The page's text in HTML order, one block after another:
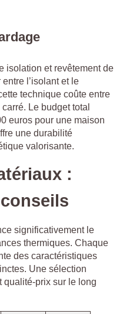
isolation et revêtement de
l’isolant et le
technique coûte entre
Le budget total
euros pour une maison
une durabilité
valorisante.
:
significativement le
thermiques. Chaque
des caractéristiques
Une sélection
qualité-prix sur le long